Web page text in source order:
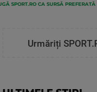
SPORT.RO CA SURSĂ PREFERATĂ
Urmăriți